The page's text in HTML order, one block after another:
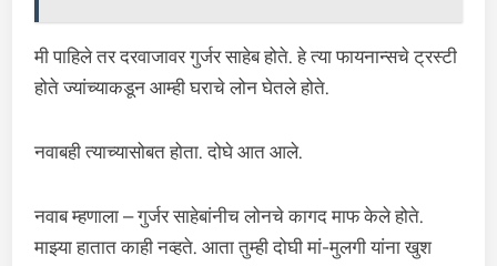
मी पाहिले तर दरवाजावर गुर्जर साहेब होते. हे त्या फायनान्सचे ट्रस्टी
होते ज्यांच्याकडून आम्ही घराचे लोन घेतले होते.
नवाबही त्याच्यासोबत होता. दोघे आत आले.
नवाब म्हणाला – गुर्जर साहेबांनीच लोनचे कागद माफ केले होते.
माझ्या हातात काही नव्हते. आता तुम्ही दोघी मां-मुलगी यांना खुश